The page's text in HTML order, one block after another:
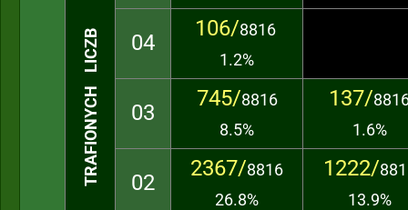
TRAFIONYCH LICZB 04
106/8816
1.2%
03
745/8816
8.5%
137/
1.6%
02
2367/8816
26.8%
1222/
13.9%